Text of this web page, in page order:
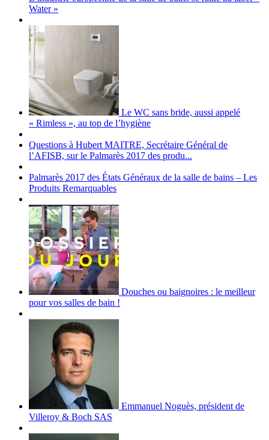
Water »
Le WC sans bride, aussi appelé
« Rimless », au top de l’hygiène
Questions à Hubert MAITRE, Secrétaire Général de
l’AFISB, sur le Palmarès 2017 des produ...
Palmarès 2017 des États Généraux de la salle de bains – Les
Produits Remarquables
Douches ou baignoires : le meilleur
pour vos salles de bain !
Emmanuel Noguès, président de
Villeroy & Boch SAS